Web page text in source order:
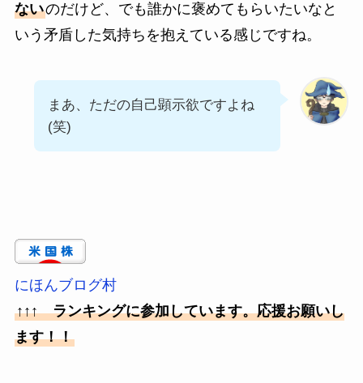
ないのだけど、でも誰かに褒めてもらいたいなと
いう矛盾した気持ちを抱えている感じですね。
まあ、ただの自己顕示欲ですよね
(笑)
にほんブログ村
↑↑↑ ランキングに参加しています。応援お願いし
ます！！